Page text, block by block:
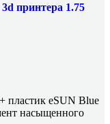
принтера 1.75
пластик eSUN Blue
насыщенного